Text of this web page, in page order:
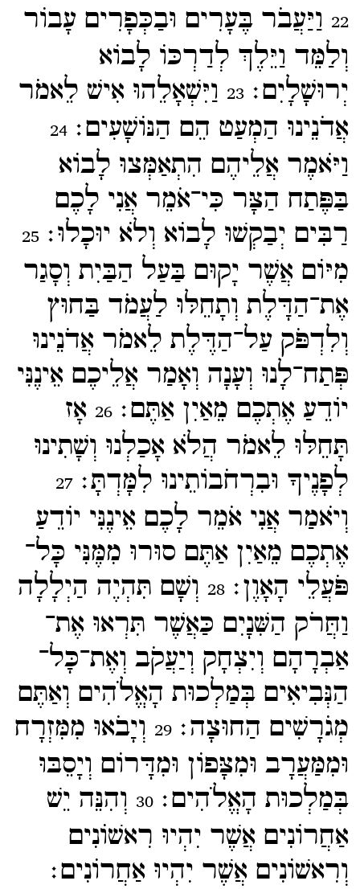
22 וַיַּעֲבֹר בֶּעָרִים וּבַכְּפָרִים עָבוֹר
וְלַמֵּד וַיֵּלֶךְ לְדַרְכּוֹ לָבוֹא
יְרוּשָׁלָיִם׃23 וַיִּשְׁאָלֵהוּ אִישׁ לֵאמֹר
אֲדֹנֵינוּ הַמְעַט הֵם הַנּוֹשָׁעִים׃24
וַיֹּאמֶר אֲלֵיהֶם הִתְאַמְּצוּ לָבוֹא
בַּפֶּתַח הַצָּר כִּי־​אֹמֵר אֲנִי לָכֶם
רַבִּים יְבַקְשׁוּ לָבוֹא וְלֹא יוּכָלוּ׃25
מִיּוֹם אֲשֶׁר יָקוּם בַּעַל הַבַּיִת וְסָגַר
אֶת־​הַדָּלֶת וְתָחֵלּוּ לַעֲמֹד בַּחוּץ
וְלִדְפֹּק עַל־​הַדֶּלֶת לֵאמֹר אֲדֹנֵינוּ
פְּתַח־​לָנוּ וְעָנָה וְאָמַר אֲלֵיכֶם אֵינֶנִּי
יוֹדֵעַ אֶתְכֶם מֵאַיִן אַתֶּם׃26 אָז
תָּחֵלּוּ לֵאמֹר הֲלֹא אָכַלְנוּ וְשָׁתִינוּ
לְפָנֶיךָ וּבִרְחֹבוֹתֵינוּ לִמָּדְתָּ׃27
וְיֹאמַר אֲנִי אֹמֵר לָכֶם אֵינֶנִּי יוֹדֵעַ
אֶתְכֶם מֵאַיִן אַתֶּם סוּרוּ מִמֶּנִּי כָּל־​
פֹּעֲלֵי הָאָוֶן׃28 וְשָׁם תִּהְיֶה הַיְלָלָה
וַחֲּרֹק הַשִּׁנָיִם כַּאֲשֶׁר תִּרְאוּ אֶת־​
אַבְרָהָם וְיִצְחָק וְיַעֲקֹב וְאֶת־​כָּל־​
הַנְּבִיאִים בְּמַלְכוּת הָאֱלֹהִים וְאַתֶּם
מְגֹרָשִׁים הַחוּצָה׃29 וְיָבֹאוּ מִמִּזְרָח
וּמִמַּעֲרָב וּמִצָּפוֹן וּמִדָּרוֹם וְיָסֵבּוּ
בְּמַלְכוּת הָאֱלֹהִים׃30 וְהִנֵּה יֵשׁ
אַחֲרוֹנִים אֲשֶׁר יִהְיוּ רִאשׁוֹנִים
וְרִאשׁוֹנִים אֲשֶׁר יִהְיוּ אַחֲרוֹנִים׃